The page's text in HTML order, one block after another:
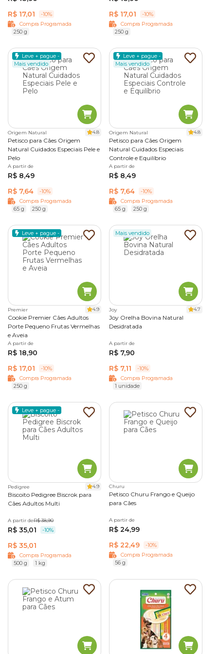
R$ 17,01
-10%
Compra Programada
250 g
R$ 17,01
-10%
Compra Programada
250 g
Leve + pague -
Mais vendido
Origem Natural 4.8
Petisco para Cães Origem
Natural Cuidados Especiais Pele e
Pelo
A partir de
R$ 8,49
R$ 7,64
-10%
Compra Programada
65 g
250 g
Leve + pague -
Mais vendido
Origem Natural 4.8
Petisco para Cães Origem
Natural Cuidados Especiais
Controle e Equilíbrio
A partir de
R$ 8,49
R$ 7,64
-10%
Compra Programada
65 g
250 g
Leve + pague -
Premier 4.9
Cookie Premier Cães Adultos
Porte Pequeno Frutas Vermelhas
e Aveia
A partir de
R$ 18,90
R$ 17,01
-10%
Compra Programada
250 g
Mais vendido
Joy 4.7
Joy Orelha Bovina Natural
Desidratada
A partir de
R$ 7,90
R$ 7,11
-10%
Compra Programada
1 unidade
Leve + pague -
Pedigree 4.9
Biscoito Pedigree Biscrok para
Cães Adultos Multi
A partir deR$ 38,90
R$ 35,01 -10%
R$ 35,01
Compra Programada
500 g
1 kg
Churu
Petisco Churu Frango e Queijo
para Cães
A partir de
R$ 24,99
R$ 22,49
-10%
Compra Programada
56 g